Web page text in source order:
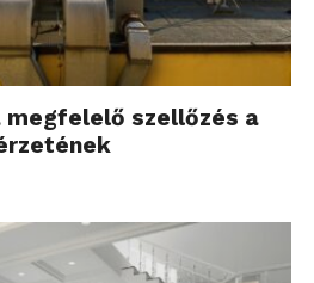
megfelelő szellőzés a